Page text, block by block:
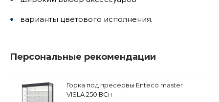
варианты цветового исполнения.
Персональные рекомендации
Горка под пресервы Enteco master
VISLA 250 ВСн